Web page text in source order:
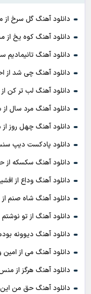
دانلود آهنگ گل سرخ
دانلود آهنگ کوه یخ
دانلود آهنگ تانیمادیم
دانلود آهنگ چی شد از
دانلود آهنگ لب تر کن
دانلود آهنگ مرد سال
دانلود آهنگ چهل روز
دانلود پادکست ديپ سنس ۷ از اميد
دانلود آهنگ سکسکه
دانلود آهنگ وداع از
دانلود آهنگ شاه صنم از
دانلود آهنگ از تو
دانلود آهنگ دیوونه
دانلود آهنگ می از امین
دانلود آهنگ هرگز از
دانلود آهنگ حق من